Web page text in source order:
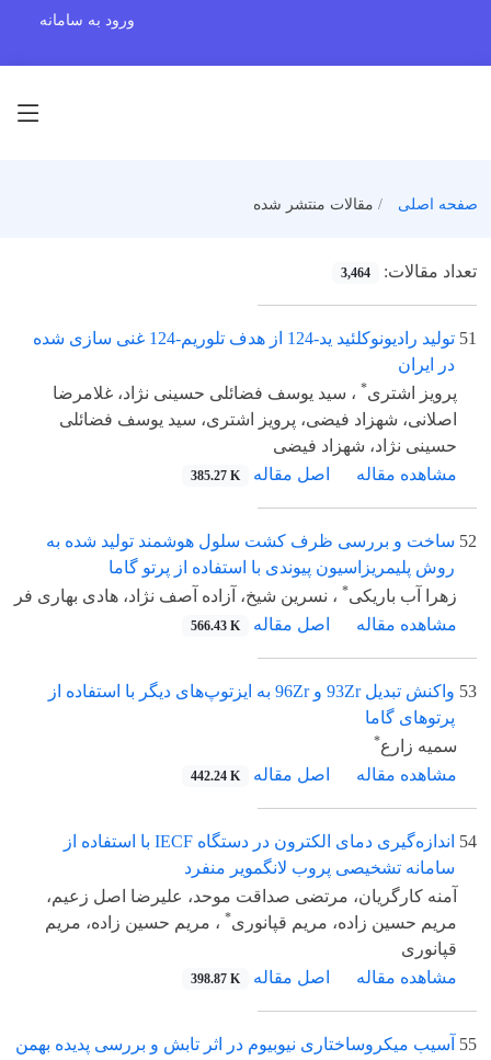
ورود به سامانه
صفحه اصلی مقالات منتشر شده
تعداد مقالات: 3,464
51
تولید رادیونوکلئید ید-124 از هدف تلوریم-124 غنی سازی شده
در ایران
پرویز اشتری* ، سید یوسف فضائلی حسینی نژاد، غلامرضا
اصلانی، شهزاد فیضی، پرویز اشتری، سید یوسف فضائلی
حسینی نژاد، شهزاد فیضی
مشاهده مقاله
اصل مقاله 385.27 K
52 ساخت و بررسی ظرف کشت سلول هوشمند تولید شده به
روش پلیمریزاسیون پیوندی با استفاده از پرتو گاما
زهرا آب باریکی* ، نسرین شیخ، آزاده آصف نژاد، هادی بهاری فر
مشاهده مقاله
اصل مقاله 566.43 K
53
واکنش تبدیل 93Zr و 96Zr به ایزتوپ‌های دیگر با استفاده از
پرتوهای گاما
سمیه زارع*
مشاهده مقاله اصل مقاله 442.24 K
54
اندازه‌گیری دمای الکترون در دستگاه IECF با استفاده از
سامانه تشخیصی پروب لانگمویر منفرد
آمنه کارگریان، مرتضی صداقت موحد، علیرضا اصل زعیم،
مریم حسین زاده، مریم قپانوری* ، مریم حسین زاده، مریم
قپانوری
مشاهده مقاله
اصل مقاله 398.87 K
55 آسیب میکروساختاری نیوبیوم در اثر تابش و بررسی پدیده بهمن